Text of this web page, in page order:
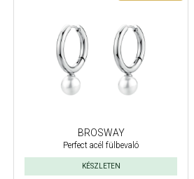
BROSWAY
Perfect acél fülbevaló
KÉSZLETEN